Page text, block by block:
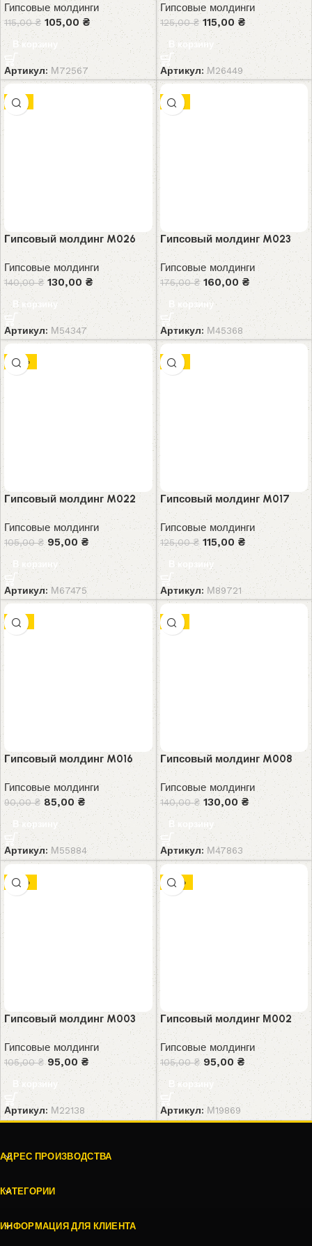
Гипсовые молдинги
115,00₴ 105,00 ₴
В корзину
Артикул: М72567
Гипсовые молдинги
125,00₴ 115,00 ₴
В корзину
Артикул: М26449
-7%
Гипсовый молдинг M026
Гипсовые молдинги
140,00₴ 130,00₴
В корзину
Артикул: М54347
-9%
Гипсовый молдинг M023
Гипсовые молдинги
175,00₴ 160,00 ₴
В корзину
Артикул: М45368
-10%
Гипсовый молдинг M022
Гипсовые молдинги
105,00₴ 95,00₴
В корзину
Артикул:М67475
-8%
Гипсовый молдинг M017
Гипсовые молдинги
125,00₴ 115,00 ₴
В корзину
Артикул: М89721
-6%
Гипсовый молдинг M016
Гипсовые молдинги
90,00₴ 85,00₴
В корзину
Артикул: М55884
-7%
Гипсовый молдинг M008
Гипсовые молдинги
140,00₴ 130,00₴
В корзину
Артикул:М47863
-10%
Гипсовый молдинг M003
Гипсовые молдинги
105,00₴ 95,00₴
В корзину
Артикул: М22138
-10%
Гипсовый молдинг М002
Гипсовые молдинги
105,00₴ 95,00 ₴
В корзину
Артикул:М19869
АДРЕС ПРОИЗВОДСТВА
КАТЕГОРИИ
ИНФОРМАЦИЯ ДЛЯ КЛИЕНТА